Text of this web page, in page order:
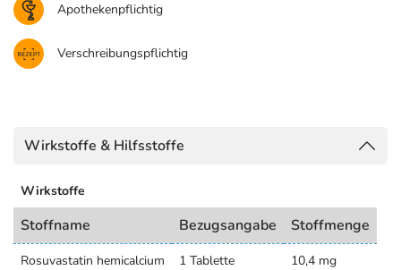
Apothekenpflichtig
Verschreibungspflichtig
Wirkstoffe & Hilfsstoffe
Wirkstoffe
Stoffname Bezugsangabe Stoffmenge
Rosuvastatin hemicalcium 1 Tablette
10,4 mg